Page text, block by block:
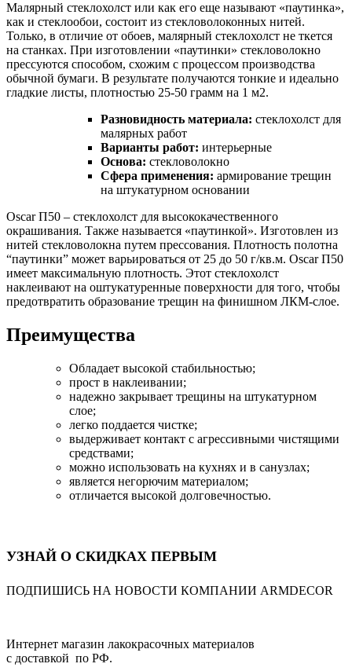
Малярный стеклохолст или как его еще называют «паутинка»,
как и стеклообои, состоит из стекловолоконных нитей.
Только, в отличие от обоев, малярный стеклохолст не ткется
на станках. При изготовлении «паутинки» стекловолокно
прессуются способом, схожим с процессом производства
обычной бумаги. В результате получаются тонкие и идеально
гладкие листы, плотностью 25-50 грамм на 1 м2.
Разновидность материала: стеклохолст для
малярных работ
Варианты работ: интерьерные
Основа: стекловолокно
Сфера применения: армирование трещин
на штукатурном основании
Oscar П50 – стеклохолст для высококачественного
окрашивания. Также называется «паутинкой». Изготовлен из
нитей стекловолокна путем прессования. Плотность полотна
“паутинки” может варьироваться от 25 до 50 г/кв.м. Oscar П50
имеет максимальную плотность. Этот стеклохолст
наклеивают на оштукатуренные поверхности для того, чтобы
предотвратить образование трещин на финишном ЛКМ-слое.
Преимущества
Обладает высокой стабильностью;
прост в наклеивании;
надежно закрывает трещины на штукатурном
слое;
легко поддается чистке;
выдерживает контакт с агрессивными чистящими
средствами;
можно использовать на кухнях и в санузлах;
является негорючим материалом;
отличается высокой долговечностью.
УЗНАЙ О СКИДКАХ ПЕРВЫМ
ПОДПИШИСЬ НА НОВОСТИ КОМПАНИИ ARMDECOR
Интернет магазин лакокрасочных материалов
с доставкой по РФ.